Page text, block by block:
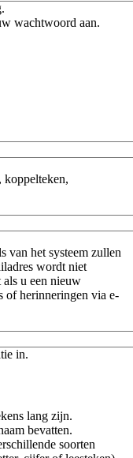
wachtwoord aan.
koppelteken,
van het systeem zullen
wordt niet
u een nieuw
of herinneringen via e-
in.
lang zijn.
bevatten.
soorten